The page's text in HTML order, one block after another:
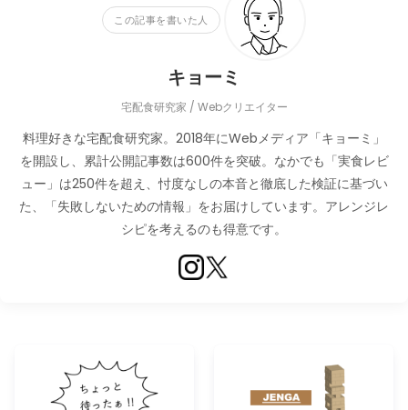
この記事を書いた人
キョーミ
宅配食研究家 / Webクリエイター
料理好きな宅配食研究家。2018年にWebメディア「キョーミ」
を開設し、累計公開記事数は600件を突破。なかでも「実食レビ
ュー」は250件を超え、忖度なしの本音と徹底した検証に基づい
た、「失敗しないための情報」をお届けしています。アレンジレ
シピを考えるのも得意です。